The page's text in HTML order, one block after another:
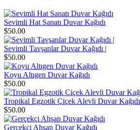
Sevimli Hat Sanatı Duvar Kağıdı
$50.00
Sevimli Tavşanlar Duvar Kağıdı |
$50.00
Koyu Altıgen Duvar Kağıdı
$50.00
Tropikal Egzotik Çiçek Alevli Duvar Kağıdı
$50.00
Gerçekçi Ahşap Duvar Kağıdı